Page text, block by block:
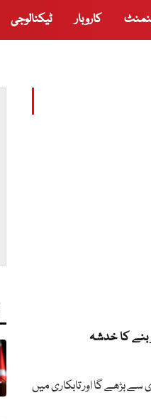
کاروبار ٹیکنالوجی
کا خدشہ
بڑھے گا اور تابکاری میں